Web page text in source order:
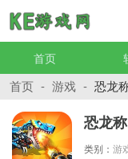
首页
首页 - 游戏 - 恐龙
恐龙
类别： 游